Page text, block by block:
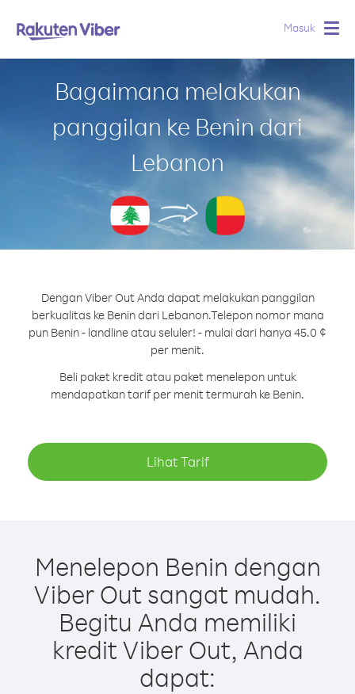
Masuk
Bagaimana melakukan
panggilan ke Benin dari
Lebanon
Dengan Viber Out Anda dapat melakukan panggilan
berkualitas ke Benin dari Lebanon.Telepon nomor mana
pun Benin - landline atau seluler! - mulai dari hanya 45.0 ¢
per menit.
Beli paket kredit atau paket menelepon untuk
mendapatkan tarif per menit termurah ke Benin.
Lihat Tarif
Menelepon Benin dengan
Viber Out sangat mudah.
Begitu Anda memiliki
kredit Viber Out, Anda
dapat: